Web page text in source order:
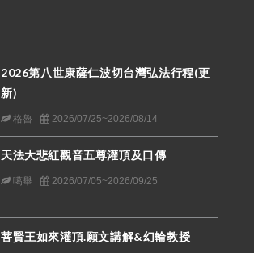
2026第八世康薩仁波切台灣弘法行程(更
新)
格魯 2026/07/25~2026/08/14
天法大悲紅觀音五尊灌頂及口傳
噶舉 2026/07/05~2026/09/25
菩賢王如來灌頂.願文講解&幻輪教授